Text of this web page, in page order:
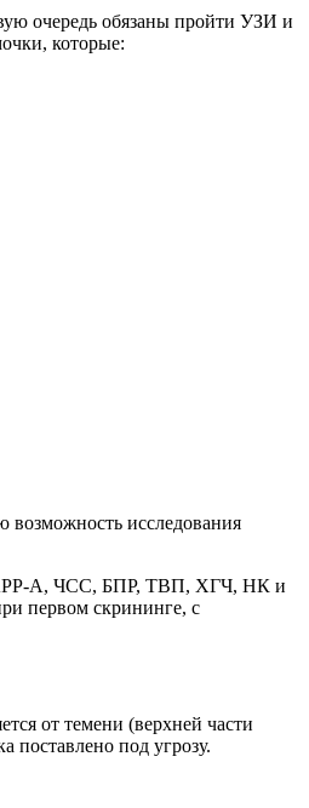
очередь обязаны пройти УЗИ и
которые:
возможность исследования
РАРР-А, ЧСС, БПР, ТВП, ХГЧ, НК и
первом скрининге, с
от темени (верхней части
поставлено под угрозу.